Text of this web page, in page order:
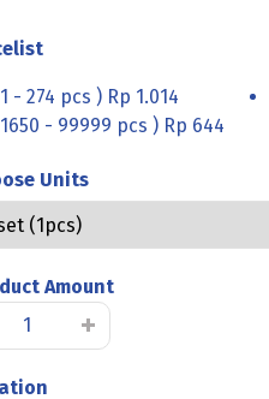
- 274 pcs ) Rp 1.014
- 99999 pcs ) Rp 644
Units
Amount
Kuantitas
MUR
+